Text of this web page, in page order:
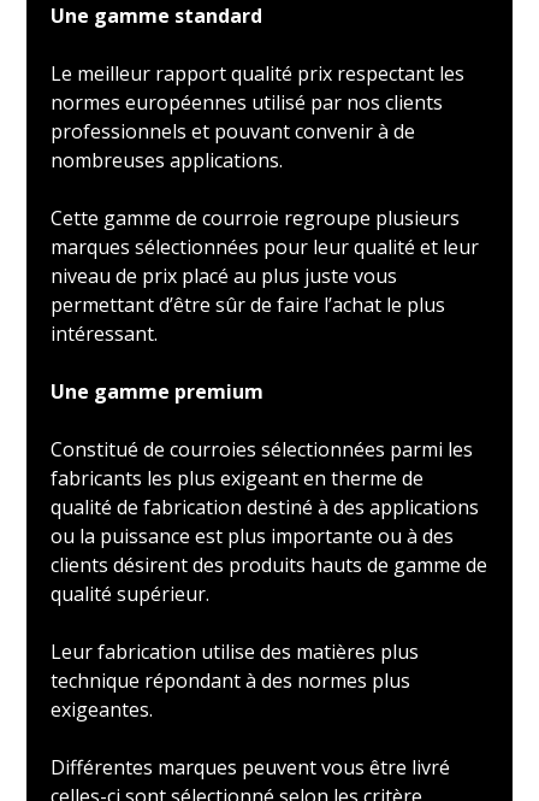
Une gamme standard
Le meilleur rapport qualité prix respectant les
normes européennes utilisé par nos clients
professionnels et pouvant convenir à de
nombreuses applications.
Cette gamme de courroie regroupe plusieurs
marques sélectionnées pour leur qualité et leur
niveau de prix placé au plus juste vous
permettant d’être sûr de faire l’achat le plus
intéressant.
Une gamme premium
Constitué de courroies sélectionnées parmi les
fabricants les plus exigeant en therme de
qualité de fabrication destiné à des applications
ou la puissance est plus importante ou à des
clients désirent des produits hauts de gamme de
qualité supérieur.
Leur fabrication utilise des matières plus
technique répondant à des normes plus
exigeantes.
Différentes marques peuvent vous être livré